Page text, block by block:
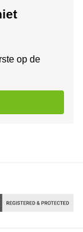
op de